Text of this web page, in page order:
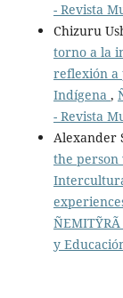
- Revista
Chizuru
torno a la
reflexión a
Indígena ,
- Revista
Alexander
the person
y